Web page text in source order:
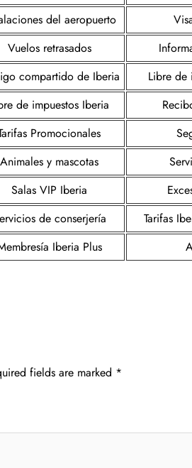
del aeropuerto
Vuelos retrasados
compartido de Iberia
Libre de
de impuestos Iberia
Promocionales
Animales y mascotas
Salas VIP Iberia
de conserjería
Tarifas
Iberia Plus
fields are marked *